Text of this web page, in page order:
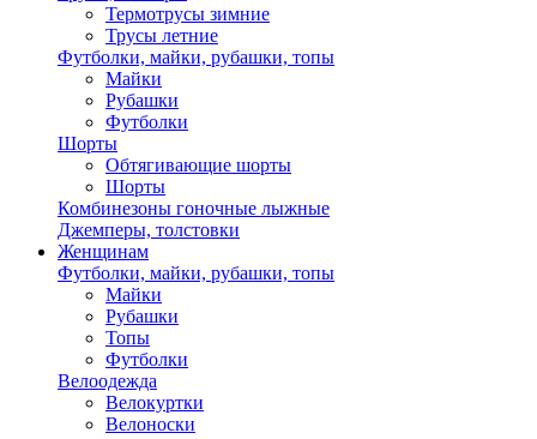
Термотрусы зимние
Трусы летние
Футболки, майки, рубашки, топы
Майки
Рубашки
Футболки
Шорты
Обтягивающие шорты
Шорты
Комбинезоны гоночные лыжные
Джемперы, толстовки
Женщинам
Футболки, майки, рубашки, топы
Майки
Рубашки
Топы
Футболки
Велоодежда
Велокуртки
Велоноски